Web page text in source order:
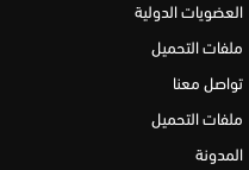
العضويات الدولية
ملفات التحميل
تواصل معنا
ملفات التحميل
المدونة